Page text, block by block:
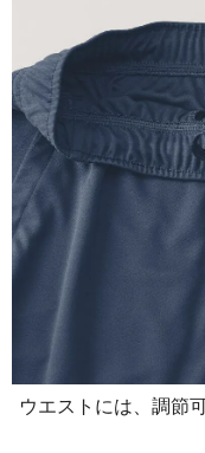
ウエストには、調節